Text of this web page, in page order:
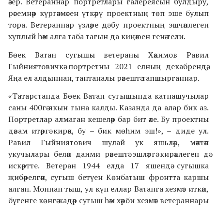
рәсемнәр күргәзмәсен үткәрү проектның төп эше булып
тора. Ветераннар үзләре дә бу проектның эшчәнлеген
хуплый һәм алга таба тагын да киңәюен генә тели.
Бөек Ватан сугышы ветераны Хәкимов Равил
Гыйниятовичкә портретны 2021 елның декабрендә,
Яңа ел алдыннан, тантаналы рәвештә тапшырганнар.
«Татарстанда Бөек Ватан сугышында катнашучылар
саны 400гә якын гына калды. Казанда да алар бик аз.
Портретлар алмаган кешеләр бар бит әле. Бу проектны
дәвам итәргә кирәк, бу – бик мөһим эш!», – диде ул.
Равил Гыйниятович шулай ук яшьләр, мәктәп
укучылары белән даими рәвештә эшләргә кирәклеген дә
искәртте. Ветеран 1944 елда 17 яшендә сугышка
җибәрелгән, сугыш бетүен Көнбатыш фронтта каршы
алган. Моннан тыш, ул күп еллар Ватанга хезмәт иткән,
бүгенге көнгә кадәр сугыш һәм хәрби хезмәт ветераннары